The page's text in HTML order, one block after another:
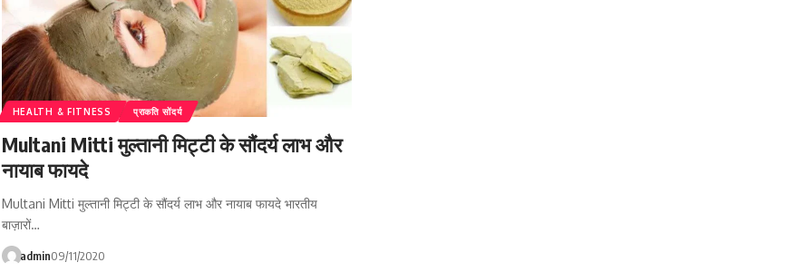
HEALTH & FITNESS प्राकति सोंदर्य
Multani Mitti मुल्तानी मिट्टी के सौंदर्य लाभ और
नायाब फायदे
Multani Mitti मुल्तानी मिट्टी के सौंदर्य लाभ और नायाब फायदे भारतीय
बाज़ारों…
admin09/11/2020